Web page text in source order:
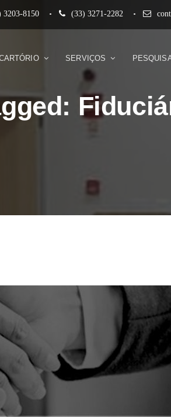
3203-8150 (33) 3271-2282
SERVIÇOS